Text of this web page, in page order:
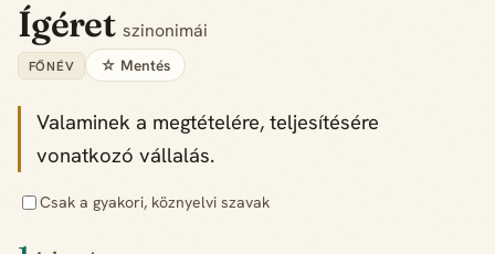
Ígéret szinonimái
FŐNÉV ☆ Mentés
Valaminek a megtételére, teljesítésére
vonatkozó vállalás.
Csak a gyakori, köznyelvi szavak